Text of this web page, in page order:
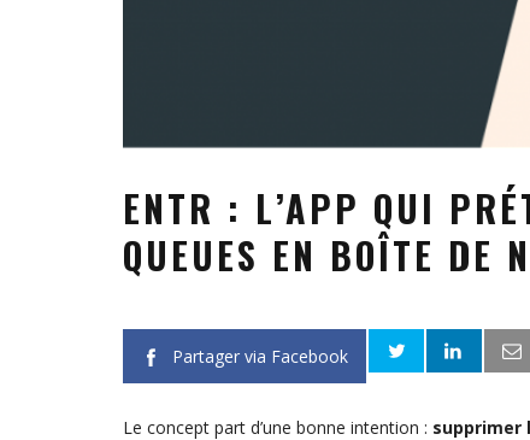
ENTR : L’APP QUI
QUEUES EN BOÎTE DE
Partager via Facebook
Le concept part d’une bonne intention : supprimer